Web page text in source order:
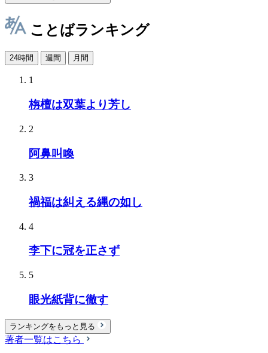
ことばランキング
24時間 週間 月間
1
栴檀は双葉より芳し
2
阿鼻叫喚
3
禍福は糾える縄の如し
4
李下に冠を正さず
5
眼光紙背に徹す
ランキングをもっと見る
著者一覧はこちら